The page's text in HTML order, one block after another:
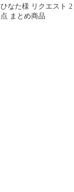
ひなた様 リクエスト 2
点 まとめ商品